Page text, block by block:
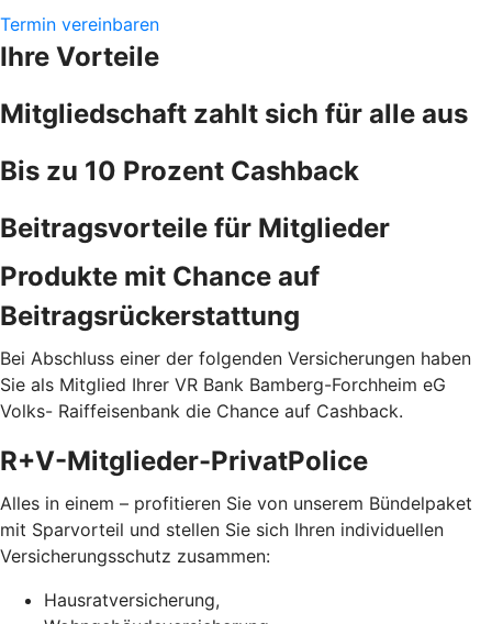
Termin vereinbaren
Ihre Vorteile
Mitgliedschaft zahlt sich für alle aus
Bis zu 10 Prozent Cashback
Beitragsvorteile für Mitglieder
Produkte mit Chance auf
Beitragsrückerstattung
Bei Abschluss einer der folgenden Versicherungen haben
Sie als Mitglied Ihrer VR Bank Bamberg-Forchheim eG
Volks- Raiffeisenbank die Chance auf Cashback.
R+V-Mitglieder-PrivatPolice
Alles in einem – profitieren Sie von unserem Bündelpaket
mit Sparvorteil und stellen Sie sich Ihren individuellen
Versicherungsschutz zusammen:
Hausratversicherung,